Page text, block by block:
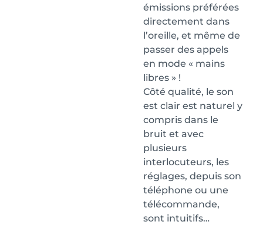
émissions préférées
directement dans
l’oreille, et même de
passer des appels
en mode « mains
libres » !
Côté qualité, le son
est clair est naturel y
compris dans le
bruit et avec
plusieurs
interlocuteurs, les
réglages, depuis son
téléphone ou une
télécommande,
sont intuitifs…